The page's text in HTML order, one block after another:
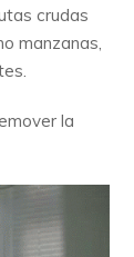
crudas
manzanas,
la